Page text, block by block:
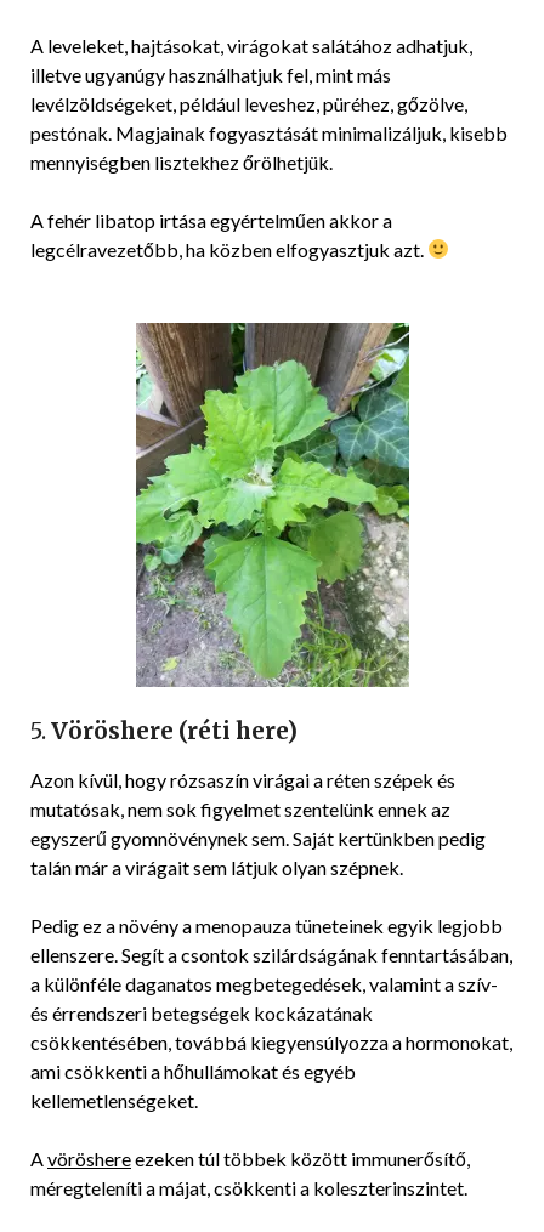
A leveleket, hajtásokat, virágokat salátához adhatjuk,
illetve ugyanúgy használhatjuk fel, mint más
levélzöldségeket, például leveshez, püréhez, gőzölve,
pestónak. Magjainak fogyasztását minimalizáljuk, kisebb
mennyiségben lisztekhez őrölhetjük.
A fehér libatop irtása egyértelműen akkor a
legcélravezetőbb, ha közben elfogyasztjuk azt.
5.Vöröshere (réti here)
Azon kívül, hogy rózsaszín virágai a réten szépek és
mutatósak, nem sok figyelmet szentelünk ennek az
egyszerű gyomnövénynek sem. Saját kertünkben pedig
talán már a virágait sem látjuk olyan szépnek.
Pedig ez a növény a menopauza tüneteinek egyik legjobb
ellenszere. Segít a csontok szilárdságának fenntartásában,
a különféle daganatos megbetegedések, valamint a szív-
és érrendszeri betegségek kockázatának
csökkentésében, továbbá kiegyensúlyozza a hormonokat,
ami csökkenti a hőhullámokat és egyéb
kellemetlenségeket.
A vöröshereezeken túl többek között immunerősítő,
méregteleníti a májat, csökkenti a koleszterinszintet.